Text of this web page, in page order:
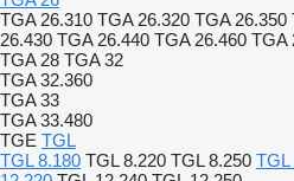
TGA 26.310 TGA 26.320 TGA 26.350
26.430 TGA 26.440 TGA 26.460 TGA
TGA 28 TGA 32
TGA 32.360
TGA 33
TGA 33.480
TGE TGL
TGL 8.180 TGL 8.220 TGL 8.250 TGL